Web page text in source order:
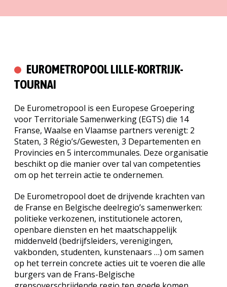
EUROMETROPOOL LILLE-KORTRIJK-
TOURNAI
De Eurometropool is een Europese Groepering
voor Territoriale Samenwerking (EGTS) die 14
Franse, Waalse en Vlaamse partners verenigt: 2
Staten, 3 Régio’s/Gewesten, 3 Departementen en
Provincies en 5 intercommunales. Deze organisatie
beschikt op die manier over tal van competenties
om op het terrein actie te ondernemen.
De Eurometropool doet de drijvende krachten van
de Franse en Belgische deelregio’s samenwerken:
politieke verkozenen, institutionele actoren,
openbare diensten en het maatschappelijk
middenveld (bedrijfsleiders, verenigingen,
vakbonden, studenten, kunstenaars …) om samen
op het terrein concrete acties uit te voeren die alle
burgers van de Frans-Belgische